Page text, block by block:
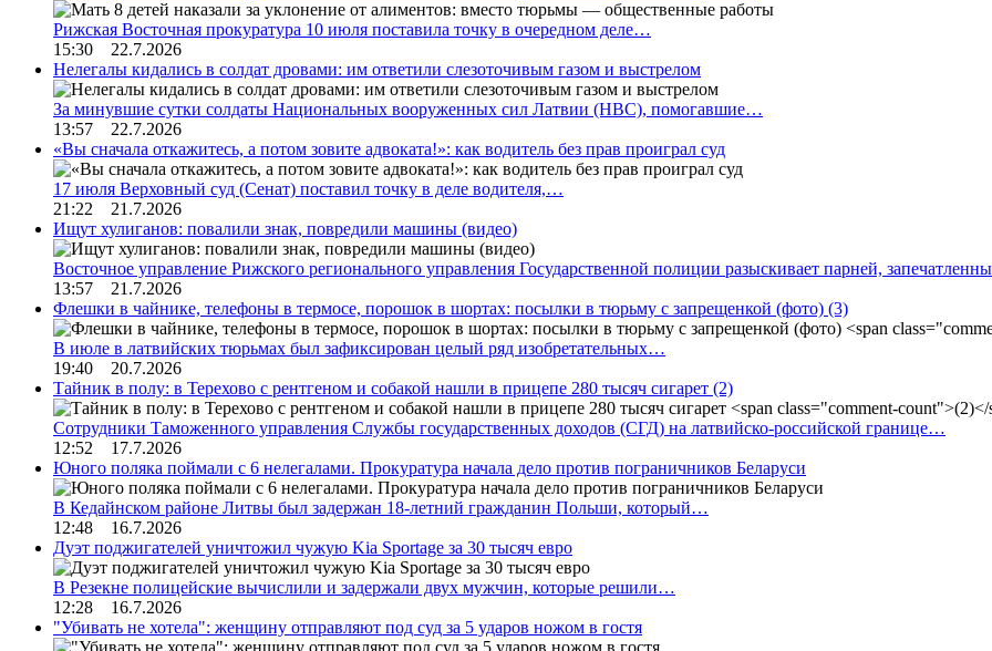
Рижская Восточная прокуратура 10 июля поставила точку в очередном деле…
15:30 22.7.2026
Нелегалы кидались в солдат дровами: им ответили слезоточивым газом и выстрелом
За минувшие сутки солдаты Национальных вооруженных сил Латвии (НВС), помогавшие…
13:57 22.7.2026
«Вы сначала откажитесь, а потом зовите адвоката!»: как водитель без прав проиграл суд
17 июля Верховный суд (Сенат) поставил точку в деле водителя,…
21:22 21.7.2026
Ищут хулиганов: повалили знак, повредили машины (видео)
Восточное управление Рижского регионального управления Государственной полиции разыскивает парней,
13:57 21.7.2026
Флешки в чайнике, телефоны в термосе, порошок в шортах: посылки в тюрьму с запрещенкой (фото) (3)
В июле в латвийских тюрьмах был зафиксирован целый ряд изобретательных…
19:40 20.7.2026
Тайник в полу: в Терехово с рентгеном и собакой нашли в прицепе 280 тысяч сигарет (2)
Сотрудники Таможенного управления Службы государственных доходов (СГД) на латвийско-российской границе…
12:52 17.7.2026
Юного поляка поймали с 6 нелегалами. Прокуратура начала дело против пограничников Беларуси
В Кедайнском районе Литвы был задержан 18-летний гражданин Польши, который…
12:48 16.7.2026
Дуэт поджигателей уничтожил чужую Kia Sportage за 30 тысяч евро
В Резекне полицейские вычислили и задержали двух мужчин, которые решили…
12:28 16.7.2026
"Убивать не хотела": женщину отправляют под суд за 5 ударов ножом в гостя